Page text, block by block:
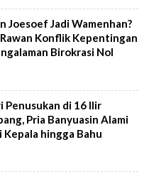
Joesoef Jadi Wamenhan?
Konflik Kepentingan
Birokrasi Nol
Penusukan di 16 Ilir
Pria Banyuasin Alami
Kepala hingga Bahu